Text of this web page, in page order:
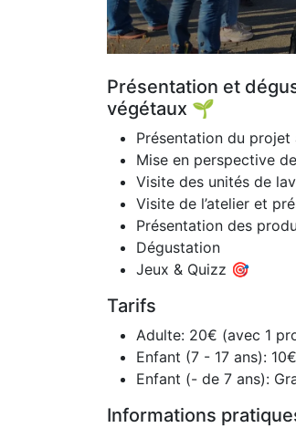
Présentation et
végétaux 🌱
Présentation du projet
Mise en perspective
Visite des unités de
Visite de l’atelier et
Présentation des
Dégustation
Jeux & Quizz 🎯
Tarifs
Adulte: 20€ (avec 1
Enfant (7 - 17 ans): 10€
Enfant (- de 7 ans):
Informations